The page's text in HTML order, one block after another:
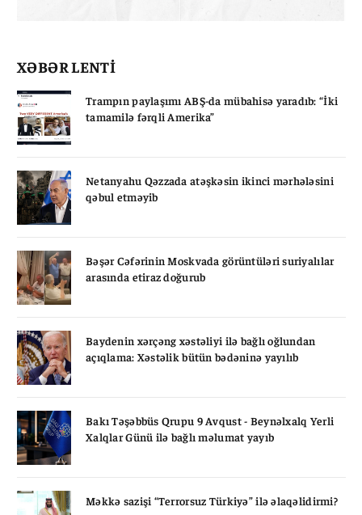
XƏBƏR LENTİ
Trampın paylaşımı ABŞ-da mübahisə yaradıb: “İki
tamamilə fərqli Amerika”
Netanyahu Qəzzada atəşkəsin ikinci mərhələsini
qəbul etməyib
Bəşər Cəfərinin Moskvada görüntüləri suriyalılar
arasında etiraz doğurub
Baydenin xərçəng xəstəliyi ilə bağlı oğlundan
açıqlama: Xəstəlik bütün bədəninə yayılıb
Bakı Təşəbbüs Qrupu 9 Avqust - Beynəlxalq Yerli
Xalqlar Günü ilə bağlı məlumat yayıb
Məkkə sazişi “Terrorsuz Türkiyə” ilə əlaqəlidirmi?